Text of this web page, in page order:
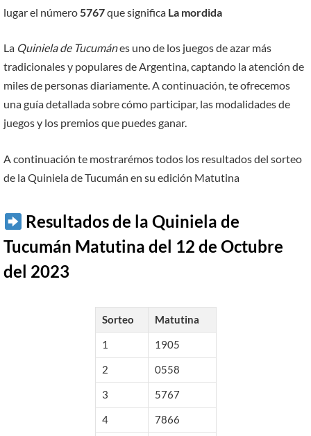
lugar el número 5767que significa La mordida
La Quiniela de Tucumánes uno de los juegos de azar más
tradicionales y populares de Argentina, captando la atención de
miles de personas diariamente. A continuación, te ofrecemos
una guía detallada sobre cómo participar, las modalidades de
juegos y los premios que puedes ganar.
A continuación te mostrarémos todos los resultados del sorteo
de la Quiniela de Tucumán en su edición Matutina
Resultados de la Quiniela de
Tucumán Matutina del 12 de Octubre
del 2023
Sorteo
Matutina
1
1905
2
0558
3
5767
4
7866